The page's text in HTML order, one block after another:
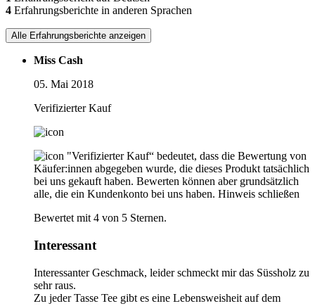
4 Erfahrungsberichte in anderen Sprachen
Alle Erfahrungsberichte anzeigen
Miss Cash
05. Mai 2018
Verifizierter Kauf
"Verifizierter Kauf“ bedeutet, dass die Bewertung von
Käufer:innen abgegeben wurde, die dieses Produkt tatsächlich
bei uns gekauft haben. Bewerten können aber grundsätzlich
alle, die ein Kundenkonto bei uns haben. Hinweis schließen
Bewertet mit 4 von 5 Sternen.
Interessant
Interessanter Geschmack, leider schmeckt mir das Süssholz zu
sehr raus.
Zu jeder Tasse Tee gibt es eine Lebensweisheit auf dem